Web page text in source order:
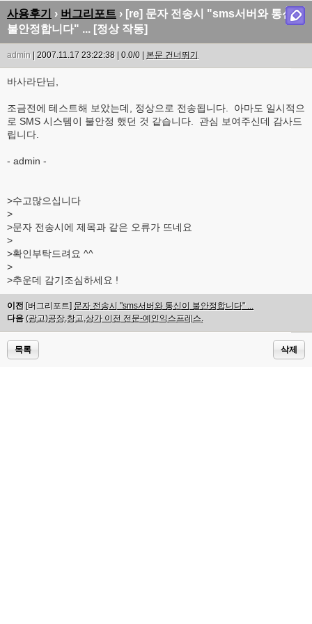
사용후기 › 버그리포트 › [re] 문자 전송시 "sms서버와 통신이
불안정합니다" ... [정상 작동]
admin | 2007.11.17 23:22:38 | 0.0/0 | 본문 건너뛰기
바사라단님,
조금전에 테스트해 보았는데, 정상으로 전송됩니다. 아마도 일시적으
로 SMS 시스템이 불안정 했던 것 같습니다. 관심 보여주신데 감사드
립니다.
- admin -
>수고많으십니다
>
>문자 전송시에 제목과 같은 오류가 뜨네요
>
>확인부탁드려요 ^^
>
>추운데 감기조심하세요 !
이전 [버그리포트] 문자 전송시 "sms서버와 통신이 불안정합니다" ...
다음 (광고)공장,창고,상가 이전 전문-예인익스프레스.
목록 삭제